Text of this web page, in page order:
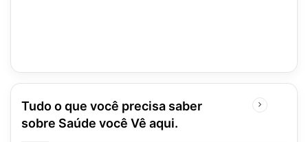
Tudo o que você precisa saber
sobre Saúde você Vê aqui.
Próxima